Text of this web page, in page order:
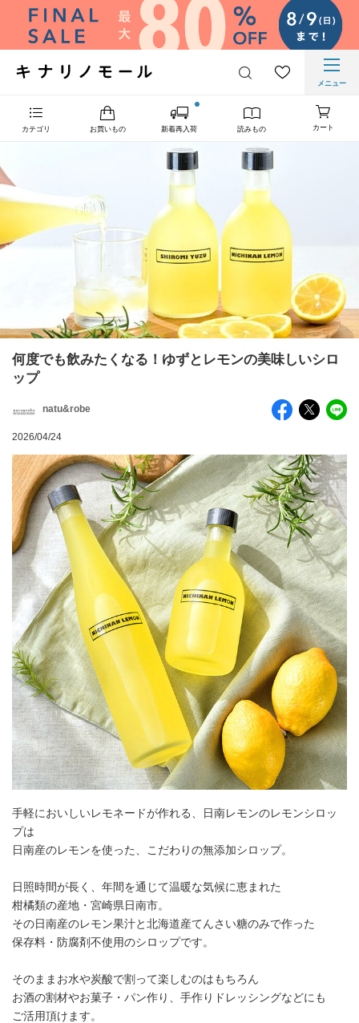
メニュー
カテゴリ お買いもの 新着再入荷 読みもの カート
何度でも飲みたくなる！ゆずとレモンの美味しいシロ
ップ
natu&robe
2026/04/24
手軽においしいレモネードが作れる、日南レモンのレモンシロッ
プは
​日南産のレモンを使った、こだわりの無添加シロップ。
​日照時間が長く、年間を通じて温暖な気候に恵まれた
柑橘類の産地・宮崎県日南市。
その日南産のレモン果汁と北海道産てんさい糖のみで作った
保存料・防腐剤不使用のシロップです。
そのままお水や炭酸で割って楽しむのはもちろん
お酒の割材やお菓子・パン作り、手作りドレッシングなどにも
ご活用頂けます。